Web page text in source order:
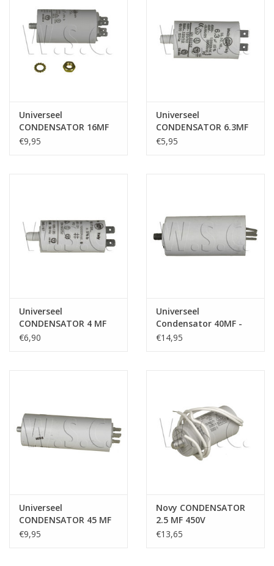
Universeel
CONDENSATOR 16MF
450V
€9,95
Universeel
CONDENSATOR 6.3MF
450V
€5,95
Universeel
CONDENSATOR 4 MF
450V
€6,90
Universeel
Condensator 40MF -
450V
€14,95
Universeel
CONDENSATOR 45 MF
450V
€9,95
Novy CONDENSATOR
2.5 MF 450V
€13,65